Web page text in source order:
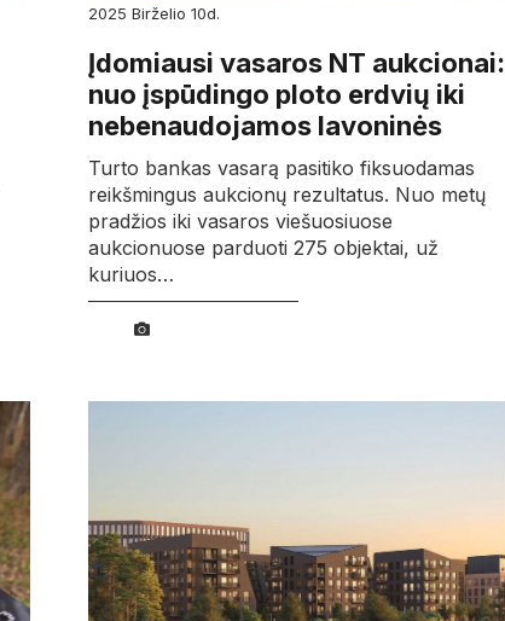
2025
birželio 10d.
Įdomiausi vasaros NT aukcionai:
nuo įspūdingo ploto erdvių iki
nebenaudojamos lavoninės
Turto bankas vasarą pasitiko fiksuodamas
reikšmingus aukcionų rezultatus. Nuo metų
pradžios iki vasaros viešuosiuose
aukcionuose parduoti 275 objektai, už
kuriuos…